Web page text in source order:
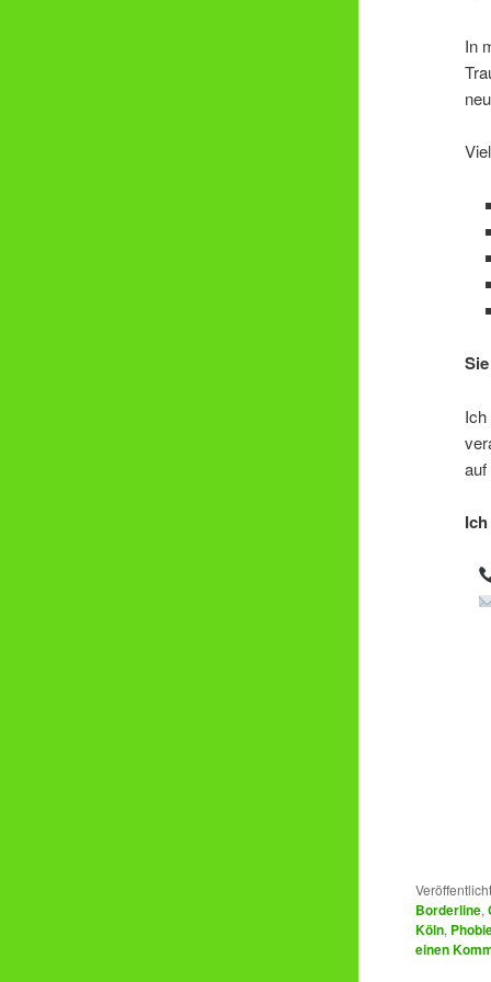
In
auf
Borderline,
Köln,
einen